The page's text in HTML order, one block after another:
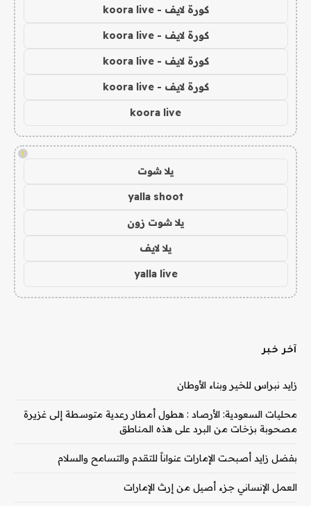
كورة لايف - koora live
كورة لايف - koora live
كورة لايف - koora live
كورة لايف - koora live
koora live
!
يلا شوت
yalla shoot
يلا شوت زون
يلا لايف
yalla live
آخر خبر
زايد نبراس للخير وبناء الأوطان
محليات السعودية: الأرصاد : هطول أمطار رعدية متوسطة إلى غزيرة
مصحوبة بزخات من البرد على هذه المناطق
بفضل زايد أصبحت الإمارات عنواناً للتقدم والتسامح والسلام
العمل الإنساني جزء أصيل من إرث الإمارات